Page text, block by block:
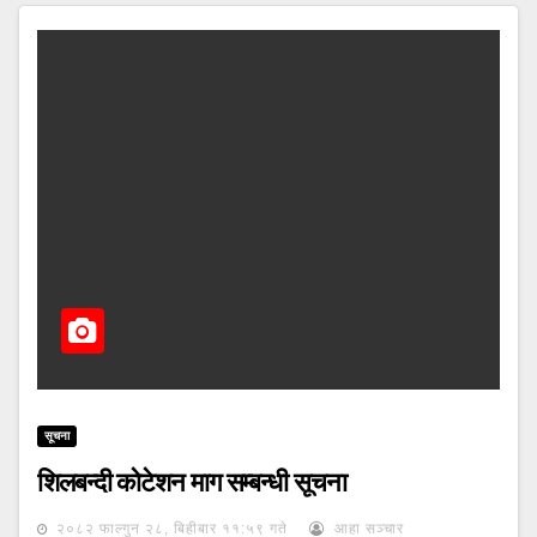
सूचना
शिलबन्दी कोटेशन माग सम्बन्धी सूचना
२०८२ फाल्गुन २८, बिहीबार ११:५९ गते आहा सञ्चार